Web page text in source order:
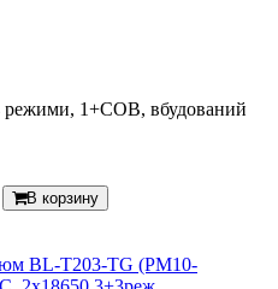
режими, 1+COB, вбудований
В корзину